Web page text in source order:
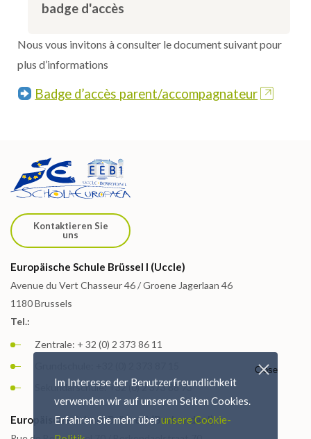
badge d'accès
Nous vous invitons à consulter le document suivant pour
plus d’informations
Badge d’accès parent/accompagnateur
Kontaktieren Sie
uns
Europäische Schule Brüssel I (Uccle)
Avenue du Vert Chasseur 46 / Groene Jagerlaan 46
1180 Brussels
Tel.:
Zentrale: + 32 (0) 2 373 86 11
Sekundarschule: +32 (0) 2 373 88 73
Europäische Schule Brüssel I (Berkendael)
Im Interesse der Benutzerfreundlichkeit
verwenden wir auf unseren Seiten Cookies.
Erfahren Sie mehr überunsere Cookie-
Close